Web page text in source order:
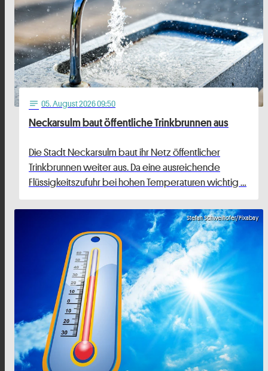
notes 05. August 2026 09:50
Neckarsulm baut öffentliche Trinkbrunnen aus
Die Stadt Neckarsulm baut ihr Netz öffentlicher
Trinkbrunnen weiter aus. Da eine ausreichende
Flüssigkeitszufuhr bei hohen Temperaturen wichtig …
Stefan Schweihofer/Pixabay